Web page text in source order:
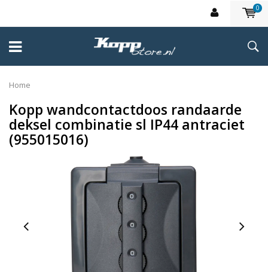
0
Home
Kopp wandcontactdoos randaarde
deksel combinatie sl IP44 antraciet
(955015016)